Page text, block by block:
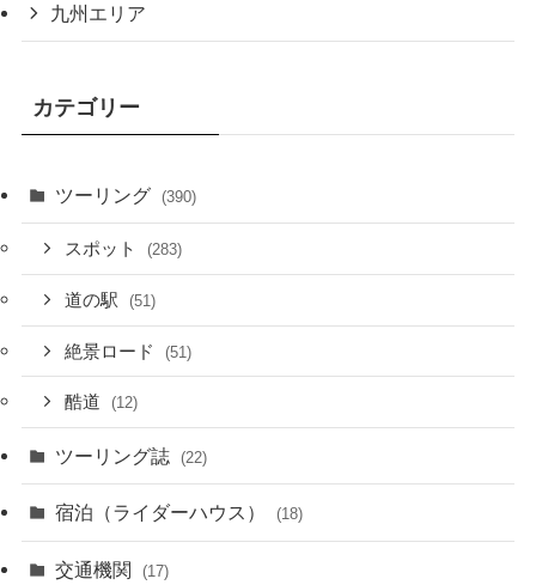
九州エリア
カテゴリー
ツーリング (390)
スポット (283)
道の駅 (51)
絶景ロード (51)
酷道 (12)
ツーリング誌 (22)
宿泊（ライダーハウス） (18)
交通機関 (17)